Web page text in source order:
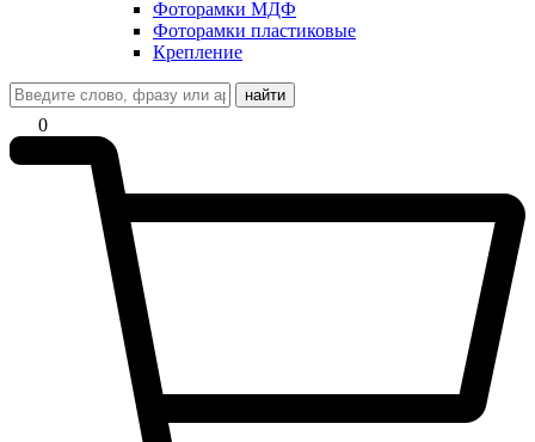
Фоторамки МДФ
Фоторамки пластиковые
Крепление
найти
0